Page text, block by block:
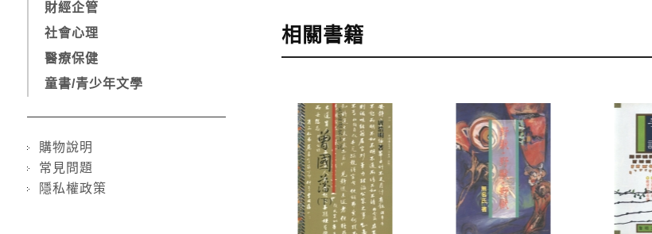
財經企管
社會心理
醫療保健
童書/青少年文學
購物說明
常見問題
隱私權政策
訂購完成後，可至會員專區查詢「我的訂單」，查詢訂單處理
，訂購後48小時內回覆運費於訂單中。
*離島及海外地區的運費將由專人估價，訂購後48小時內回覆
問題請洽客服中心。
寄送說明:
相關書籍